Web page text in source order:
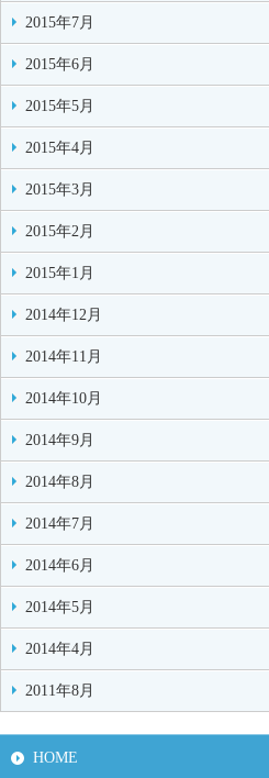
2015年7月
2015年6月
2015年5月
2015年4月
2015年3月
2015年2月
2015年1月
2014年12月
2014年11月
2014年10月
2014年9月
2014年8月
2014年7月
2014年6月
2014年5月
2014年4月
2011年8月
HOME